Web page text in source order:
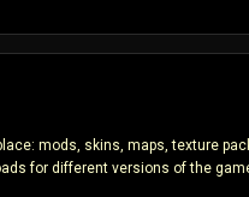
mods, skins, maps, texture
for different versions of the